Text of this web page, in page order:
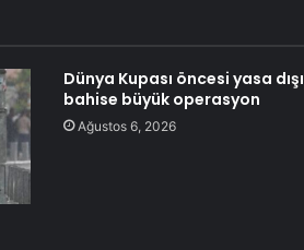
Dünya Kupası öncesi yasa dışı
bahise büyük operasyon
Ağustos 6, 2026